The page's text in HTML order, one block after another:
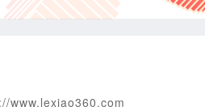
www.lexiao360.com